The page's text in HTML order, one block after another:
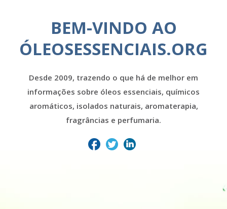
BEM-VINDO AO
ÓLEOSESSENCIAIS.ORG
Desde 2009, trazendo o que há de melhor em
informações sobre óleos essenciais, químicos
aromáticos, isolados naturais, aromaterapia,
fragrâncias e perfumaria.